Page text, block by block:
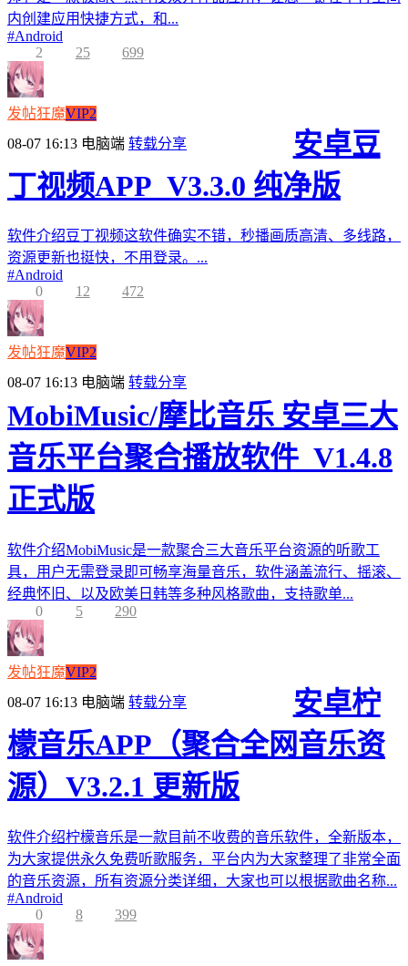
内创建应用快捷方式，和...
#Android
2
25 699
发帖狂魔VIP2
08-07 16:13 电脑端 转载分享
安卓豆
丁视频APP_V3.3.0 纯净版
软件介绍豆丁视频这软件确实不错，秒播画质高清、多线路，
资源更新也挺快，不用登录。...
#Android
0
12 472
发帖狂魔VIP2
08-07 16:13 电脑端 转载分享
MobiMusic/摩比音乐 安卓三大
音乐平台聚合播放软件_V1.4.8
正式版
软件介绍MobiMusic是一款聚合三大音乐平台资源的听歌工
具，用户无需登录即可畅享海量音乐，软件涵盖流行、摇滚、
经典怀旧、以及欧美日韩等多种风格歌曲，支持歌单...
0
5 290
发帖狂魔VIP2
08-07 16:13 电脑端 转载分享
安卓柠
檬音乐APP（聚合全网音乐资
源）V3.2.1 更新版
软件介绍柠檬音乐是一款目前不收费的音乐软件，全新版本，
为大家提供永久免费听歌服务，平台内为大家整理了非常全面
的音乐资源，所有资源分类详细，大家也可以根据歌曲名称...
#Android
0
8 399